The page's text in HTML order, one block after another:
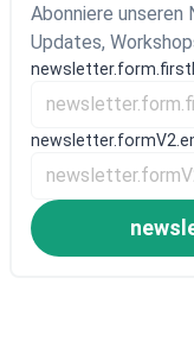
Abonniere
Updates,